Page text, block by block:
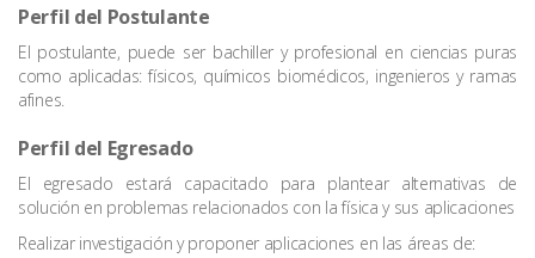
Perfil del Postulante
El postulante, puede ser bachiller y profesional en ciencias puras
como aplicadas: físicos, químicos biomédicos, ingenieros y ramas
afines.
Perfil del Egresado
El egresado estará capacitado para plantear alternativas de
solución en problemas relacionados con la física y sus aplicaciones
Realizar investigación y proponer aplicaciones en las áreas de: